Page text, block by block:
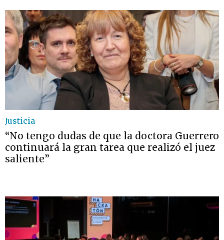
Justicia
“No tengo dudas de que la doctora Guerrero
continuará la gran tarea que realizó el juez
saliente”